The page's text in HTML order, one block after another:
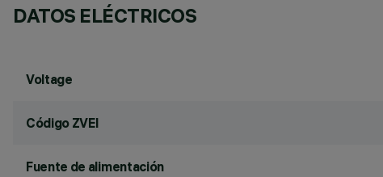
DATOS ELÉCTRICOS
Voltage
Código ZVEI
Fuente de alimentación